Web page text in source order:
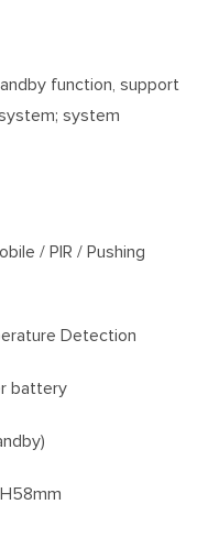
function, support
system
/ PIR / Pushing
Detection
battery